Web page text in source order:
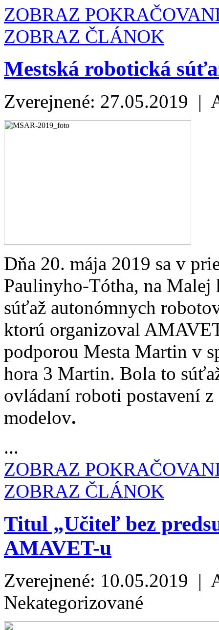
ZOBRAZ
ZOBRAZ ČLÁNOK
Mestská robotická
Zverejnené: 27.05.2019 |
Dňa 20. mája 2019 sa v
Paulinyho-Tótha, na
súťaž autonómnych
ktorú organizoval
podporou Mesta Martin v
hora 3 Martin. Bola to
ovládaní roboti postavení
modelov.
...
ZOBRAZ
ZOBRAZ ČLÁNOK
Titul „Učiteľ bez
AMAVET-u
Zverejnené: 10.05.2019 |
Nekategorizované